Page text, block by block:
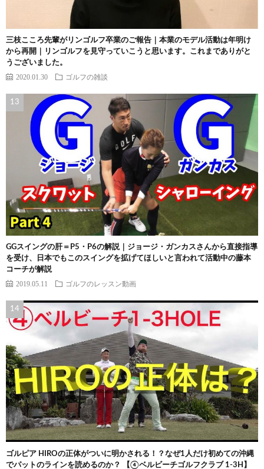
三枝こころ先輩がリンゴルフ卒業のご報告｜本業のモデル活動は年明け
から再開｜リンゴルフを見守っていこうと思います。これまでありがと
うございました。
2020.01.30 ゴルフの雑談
GGスイングの肝＝P5・P6の解説｜ジョージ・ガンカスさんから直接指導
を受け、日本でもこのスイングを拡げてほしいと言われて活動中の藤本
コーチが解説
2019.05.11 ゴルフのレッスン動画
ゴルピア HIROの正体がついに明かされる！？なぜ1人だけ初めての沖縄
でパットのラインを読めるのか？ 【④ベルビーチゴルフクラブ 1-3H】